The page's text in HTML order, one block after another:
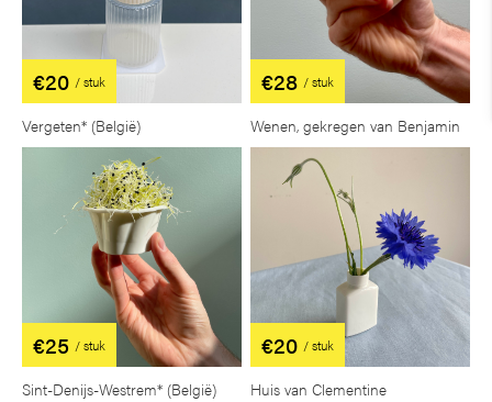
€20 / stuk
Vergeten* (België)
€28 / stuk
Wenen, gekregen van Benjamin
€25 / stuk
Sint-Denijs-Westrem* (België)
€20 / stuk
Huis van Clementine